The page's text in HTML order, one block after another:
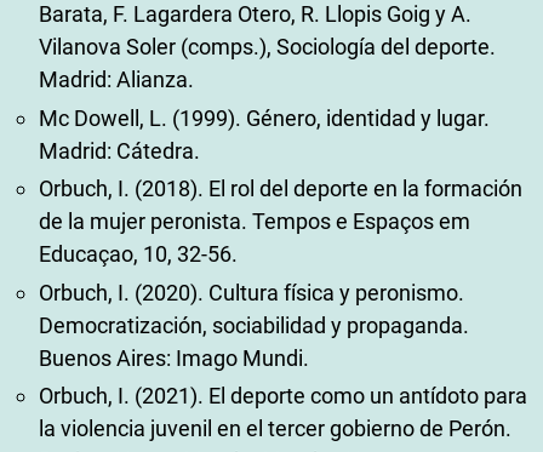
Barata, F. Lagardera Otero, R. Llopis Goig y A.
Vilanova Soler (comps.), Sociología del deporte.
Madrid: Alianza.
Mc Dowell, L. (1999). Género, identidad y lugar.
Madrid: Cátedra.
Orbuch, I. (2018). El rol del deporte en la formación
de la mujer peronista. Tempos e Espaços em
Educaçao, 10, 32-56.
Orbuch, I. (2020). Cultura física y peronismo.
Democratización, sociabilidad y propaganda.
Buenos Aires: Imago Mundi.
Orbuch, I. (2021). El deporte como un antídoto para
la violencia juvenil en el tercer gobierno de Perón.